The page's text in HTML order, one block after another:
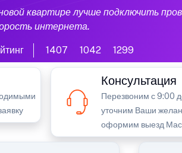
квартире лучше подключить
интернета.
1407 1042 1299
Консультация
Перезвоним с 9:00
уточним Ваши
оформим выезд